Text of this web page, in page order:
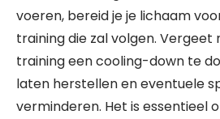
voeren, bereid je je lichaam
training die zal volgen. Vergeet
training een cooling-down te
laten herstellen en eventuele
verminderen. Het is essentieel